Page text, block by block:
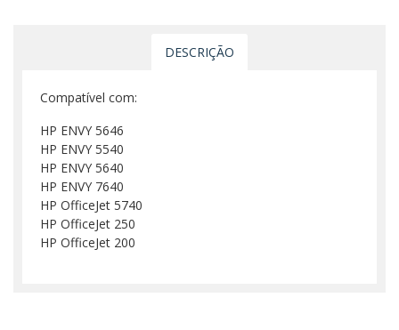
DESCRIÇÃO
Compatível com:
HP ENVY 5646
HP ENVY 5540
HP ENVY 5640
HP ENVY 7640
HP OfficeJet 5740
HP OfficeJet 250
HP OfficeJet 200